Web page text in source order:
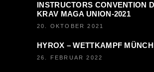
INSTRUCTORS CONVENTION
KRAV MAGA UNION-2021
20. OKTOBER 2021
HYROX – WETTKAMPF
26. FEBRUAR 2022